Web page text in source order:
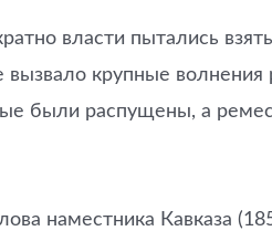
власти пытались
крупные
были распущены, а
наместника Кавказа